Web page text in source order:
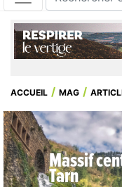
ACCUEIL MAG
Massif
Tarn